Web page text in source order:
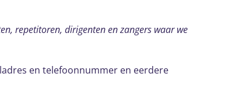
repetitoren, dirigenten en zangers waar we
en telefoonnummer en eerdere